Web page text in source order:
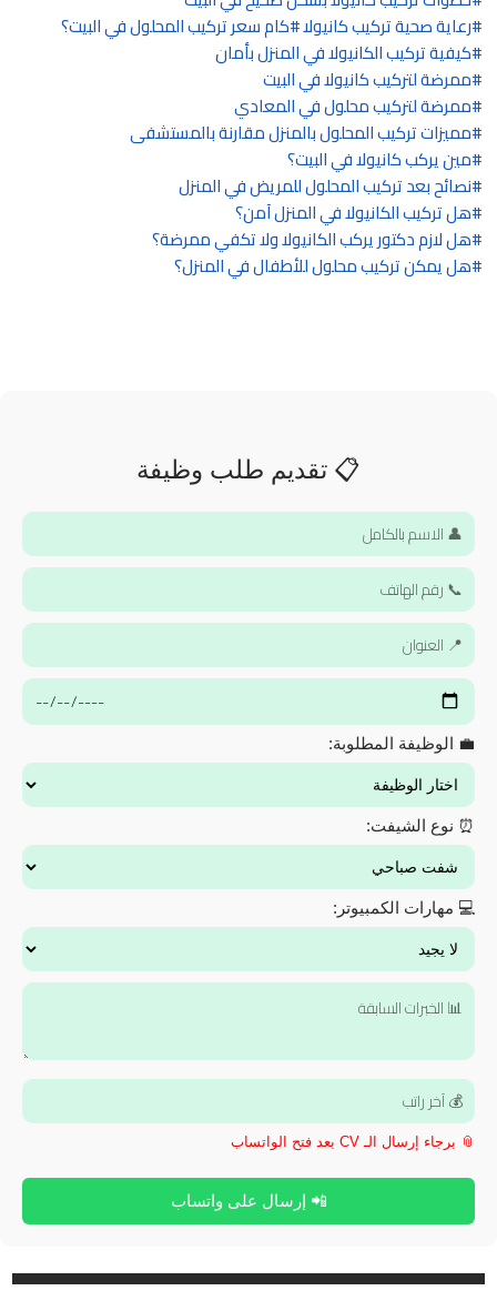
رعاية صحية تركيب كانيولا كام سعر تركيب المحلول في البيت؟
كيفية تركيب الكانيولا في المنزل بأمان
ممرضة لتركيب كانيولا في البيت
ممرضة لتركيب محلول في المعادي
مميزات تركيب المحلول بالمنزل مقارنة بالمستشفى
مين يركب كانيولا في البيت؟
نصائح بعد تركيب المحلول للمريض في المنزل
هل تركيب الكانيولا في المنزل آمن؟
هل لازم دكتور يركب الكانيولا ولا تكفي ممرضة؟
هل يمكن تركيب محلول للأطفال في المنزل؟
📋 تقديم طلب وظيفة
💼 الوظيفة المطلوبة:
⏰ نوع الشيفت:
💻 مهارات الكمبيوتر:
📎 برجاء إرسال الـ CV بعد فتح الواتساب
📲 إرسال على واتساب